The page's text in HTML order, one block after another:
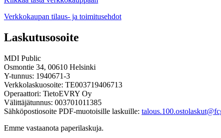
Verkkokaupan tilaus- ja toimitusehdot
Laskutusosoite
MDI Public
Osmontie 34, 00610 Helsinki
Y-tunnus: 1940671-3
Verkkolaskuosoite: TE003719406713
Operaattori: TietoEVRY Oy
Välittäjätunnus: 003701011385
Sähköpostiosoite PDF-muotoisille laskuille:
Emme vastaanota paperilaskuja.